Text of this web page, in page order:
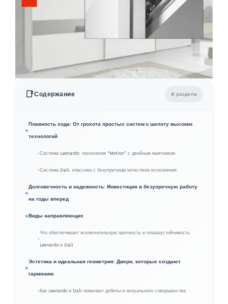
📑Содержание 8 раздела
Плавность хода: От грохота простых систем к шепоту высоких
технологий
Система Leonardo: технология "Motion" с двойным маятником
Система Dali: классика с безупречным качеством исполнения
Долговечность и надежность: Инвестиция в безупречную работу
на годы вперед
Виды направляющих
Что обеспечивает исключительную прочность и отказоустойчивость
Leonardo и Dali
Эстетика и идеальная геометрия: Двери, которые создают
гармонию
Как Leonardo и Dali помогают добиться визуального совершенства